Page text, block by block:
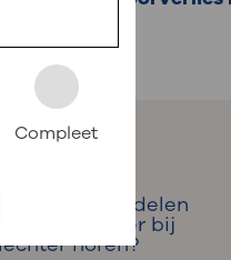
kunnen
Welke hulpmiddelen
er nog meer bij
horen?
Compleet